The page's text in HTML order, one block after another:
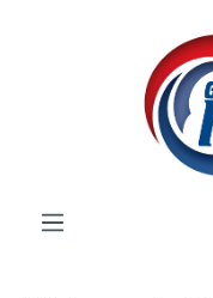
Zum Hauptinhalt